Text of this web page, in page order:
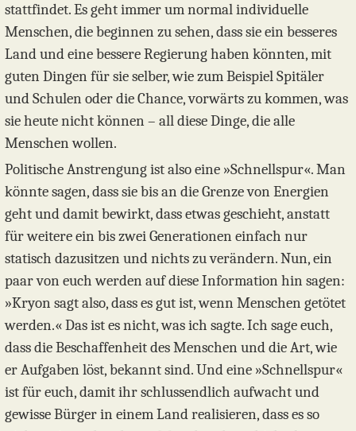
stattfindet. Es geht immer um normal individuelle
Menschen, die beginnen zu sehen, dass sie ein besseres
Land und eine bessere Regierung haben könnten, mit
guten Dingen für sie selber, wie zum Beispiel Spitäler
und Schulen oder die Chance, vorwärts zu kommen, was
sie heute nicht können – all diese Dinge, die alle
Menschen wollen.
Politische Anstrengung ist also eine »Schnellspur«. Man
könnte sagen, dass sie bis an die Grenze von Energien
geht und damit bewirkt, dass etwas geschieht, anstatt
für weitere ein bis zwei Generationen einfach nur
statisch dazusitzen und nichts zu verändern. Nun, ein
paar von euch werden auf diese Information hin sagen:
»Kryon sagt also, dass es gut ist, wenn Menschen getötet
werden.« Das ist es nicht, was ich sagte. Ich sage euch,
dass die Beschaffenheit des Menschen und die Art, wie
er Aufgaben löst, bekannt sind. Und eine »Schnellspur«
ist für euch, damit ihr schlussendlich aufwacht und
gewisse Bürger in einem Land realisieren, dass es so